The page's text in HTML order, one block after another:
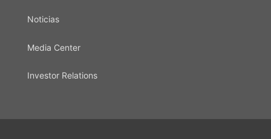
Noticias
Media Center
Investor Relations